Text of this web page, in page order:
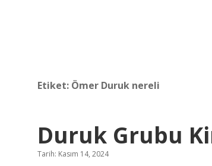
Etiket: Ömer Duruk nereli
Duruk Grubu
Tarih: Kasım 14, 2024